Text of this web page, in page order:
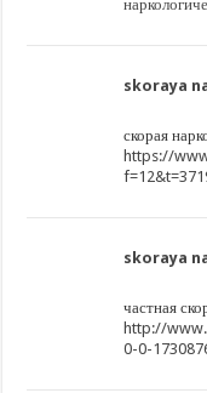
skoraya
скорая
https://
skoraya
частная
http://
0-0-